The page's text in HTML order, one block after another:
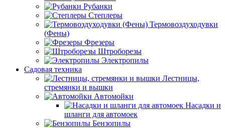
Рубанки
Степлеры
Термовоздуходувки
(Фены)
Фрезеры
Штроборезы
Электропилы
Садовая техника
Лестницы,
стремянки и вышки
Автомойки
Насадки и
шланги для автомоек
Бензопилы